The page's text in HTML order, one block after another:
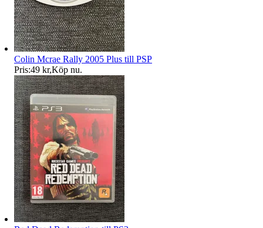
Colin Mcrae Rally 2005 Plus till PSP
Pris:49 kr,Köp nu.